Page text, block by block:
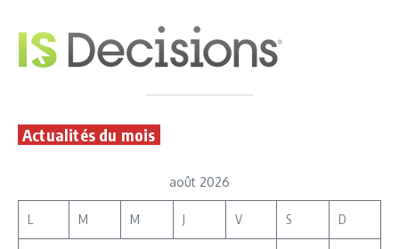
Actualités du mois
août 2026
L M M J V S D